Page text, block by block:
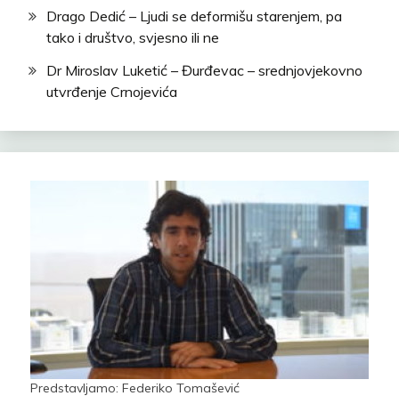
Drago Dedić – Ljudi se deformišu starenjem, pa
tako i društvo, svjesno ili ne
Dr Miroslav Luketić – Đurđevac – srednjovjekovno
utvrđenje Crnojevića
Predstavljamo: Federiko Tomašević